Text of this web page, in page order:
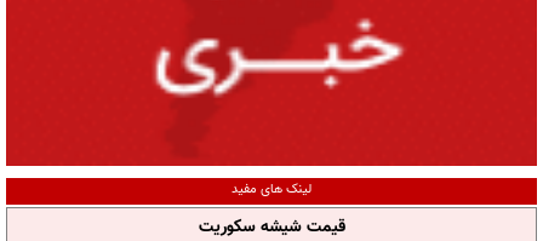
لینک های مفید
قیمت شیشه سکوریت